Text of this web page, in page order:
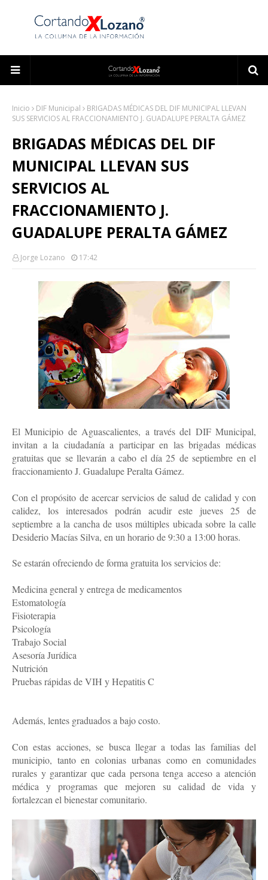
Inicio DIF Municipal
BRIGADAS MÉDICAS DEL DIF MUNICIPAL LLEVAN
SUS SERVICIOS AL FRACCIONAMIENTO J. GUADALUPE PERALTA GÁMEZ
BRIGADAS MÉDICAS DEL DIF
MUNICIPAL LLEVAN SUS
SERVICIOS AL
FRACCIONAMIENTO J.
GUADALUPE PERALTA GÁMEZ
Jorge Lozano 17:42
El Municipio de Aguascalientes, a través del DIF Municipal,
invitan a la ciudadanía a participar en las brigadas médicas
gratuitas que se llevarán a cabo el día 25 de septiembre en el
fraccionamiento J. Guadalupe Peralta Gámez.
Con el propósito de acercar servicios de salud de calidad y con
calidez, los interesados podrán acudir este jueves 25 de
septiembre a la cancha de usos múltiples ubicada sobre la calle
Desiderio Macías Silva, en un horario de 9:30 a 13:00 horas.
Se estarán ofreciendo de forma gratuita los servicios de:
Medicina general y entrega de medicamentos
Estomatología
Fisioterapia
Psicología
Trabajo Social
Asesoría Jurídica
Nutrición
Pruebas rápidas de VIH y Hepatitis C
Además, lentes graduados a bajo costo.
Con estas acciones, se busca llegar a todas las familias del
municipio, tanto en colonias urbanas como en comunidades
rurales y garantizar que cada persona tenga acceso a atención
médica y programas que mejoren su calidad de vida y
fortalezcan el bienestar comunitario.